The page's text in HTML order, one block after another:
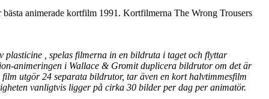
animerade kortfilm 1991. Kortfilmerna The Wrong Trousers
, spelas filmerna in en bildruta i taget och flyttar
animeringen i Wallace & Gromit duplicera bildrutor om det är
utgör 24 separata bildrutor, tar även en kort halvtimmesfilm
vanligtvis ligger på cirka 30 bilder per dag per animatör.